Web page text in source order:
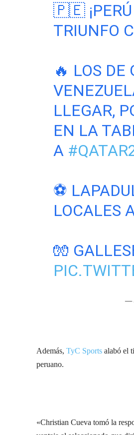
🇵🇪 ¡PERÚ
TRIUNFO
🔥 LOS DE
LLEGAR,
EN LA
A
⚽
LOCALES
🧤
—
Además, TyC Sports alabó el
peruano.
«Christian Cueva tomó la